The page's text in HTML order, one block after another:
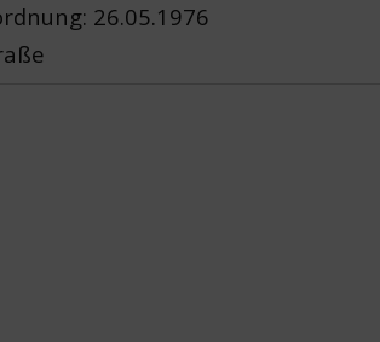
26.05.1976